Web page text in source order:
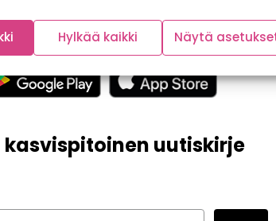
Hylkää kaikki Näytä
kasvispitoinen uutiskirje